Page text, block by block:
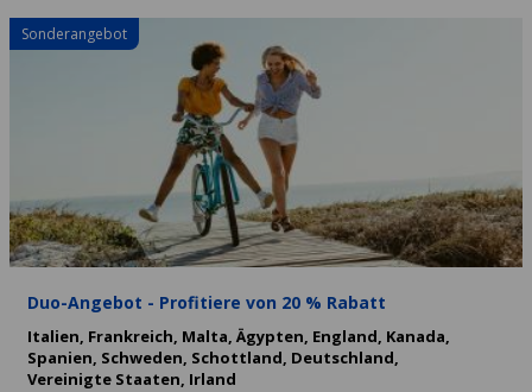
Sonderangebot
Duo-Angebot - Profitiere von 20 % Rabatt
Italien, Frankreich, Malta, Ägypten, England, Kanada,
Spanien, Schweden, Schottland, Deutschland,
Vereinigte Staaten, Irland